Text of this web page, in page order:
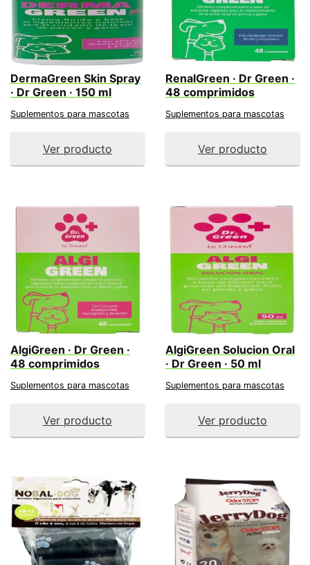
DermaGreen Skin Spray
· Dr Green · 150 ml
Suplementos para mascotas
Ver producto
RenalGreen · Dr Green ·
48 comprimidos
Suplementos para mascotas
Ver producto
AlgiGreen · Dr Green ·
48 comprimidos
Suplementos para mascotas
Ver producto
AlgiGreen Solucion Oral
· Dr Green · 50 ml
Suplementos para mascotas
Ver producto